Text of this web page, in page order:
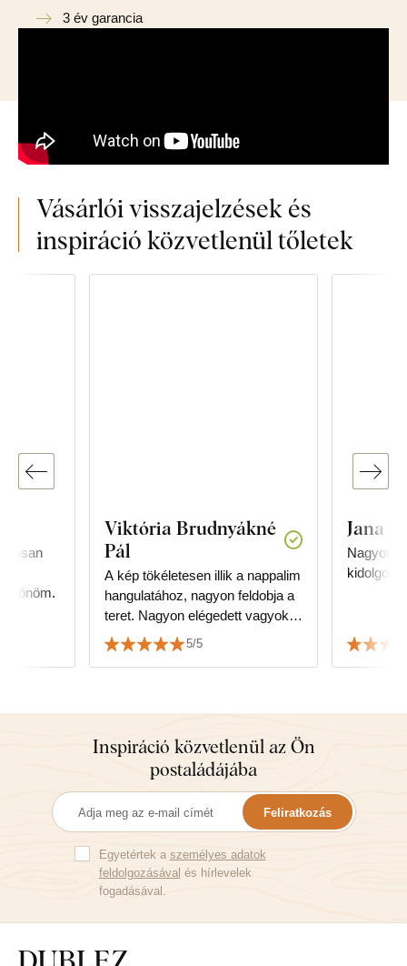
3 év garancia
Vásárlói visszajelzések és
inspiráció közvetlenül tőletek
Viktória Brudnyákné
Pál
A kép tökéletesen illik a nappalim
hangulatához, nagyon feldobja a
teret. Nagyon elégedett vagyok a
minőséggel és a szolgáltatással
is.
5/5
Jana P.
Nagyon
Inspiráció közvetlenül az Ön
postaládájába
Feliratkozás
Egyetértek a személyes adatok
feldolgozásával és hírlevelek
fogadásával.